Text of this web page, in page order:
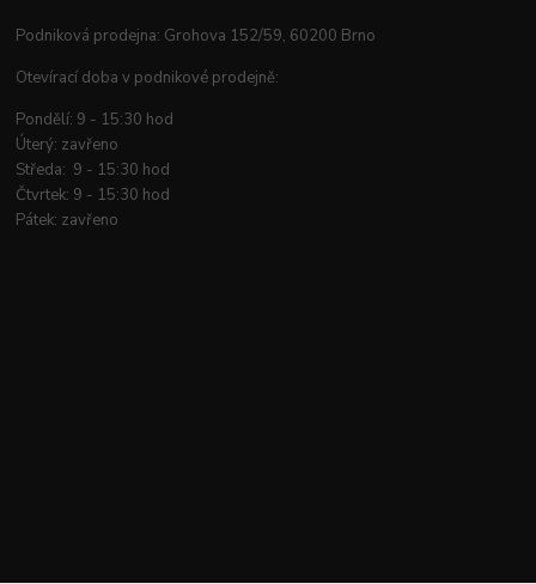
Podniková prodejna: Grohova 152/59, 60200 Brno
Otevírací doba v podnikové prodejně:
Pondělí: 9 - 15:30 hod
Úterý: zavřeno
Středa: 9 - 15:30 hod
Čtvrtek: 9 - 15:30 hod
Pátek: zavřeno